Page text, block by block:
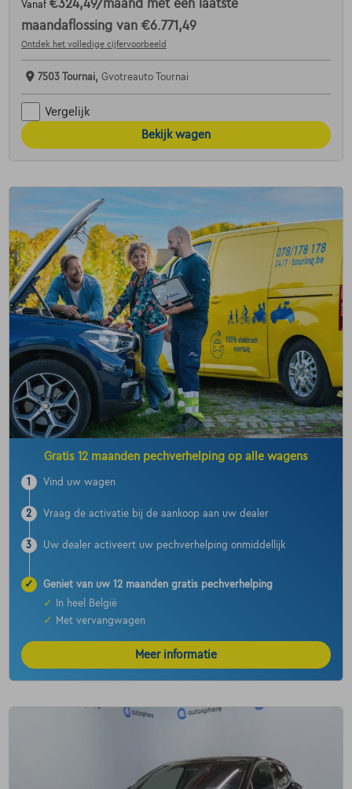
Vanaf €324,49/maand met een laatste
maandaflossing van €6.771,49
Ontdek het volledige cijfervoorbeeld
7503 Tournai, Gvotreauto Tournai
Vergelijk
Bekijk wagen
Gratis 12 maanden pechverhelping op alle wagens
1 Vind uw wagen
2 Vraag de activatie bij de aankoop aan uw dealer
3 Uw dealer activeert uw pechverhelping onmiddellijk
✓
Geniet van uw 12 maanden gratis pechverhelping
✓
In heel België
✓
Met vervangwagen
Meer informatie